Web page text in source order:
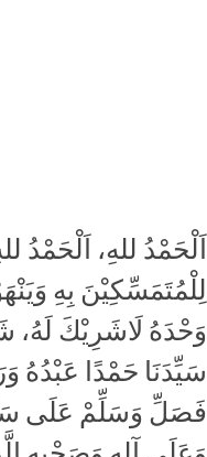
اَلْحَمْدُ للهِ، اَلْحَمْدُ
لِلْمُتَمَسِّكِيْنَ بِهِ
وَحْدَهُ لَاشَرِيْكَ لَهُ،
سَيِّدَنَا حَمْدًا عَبْدُهُ
فَصَلِّ وَسَلِّمْ عَلَى